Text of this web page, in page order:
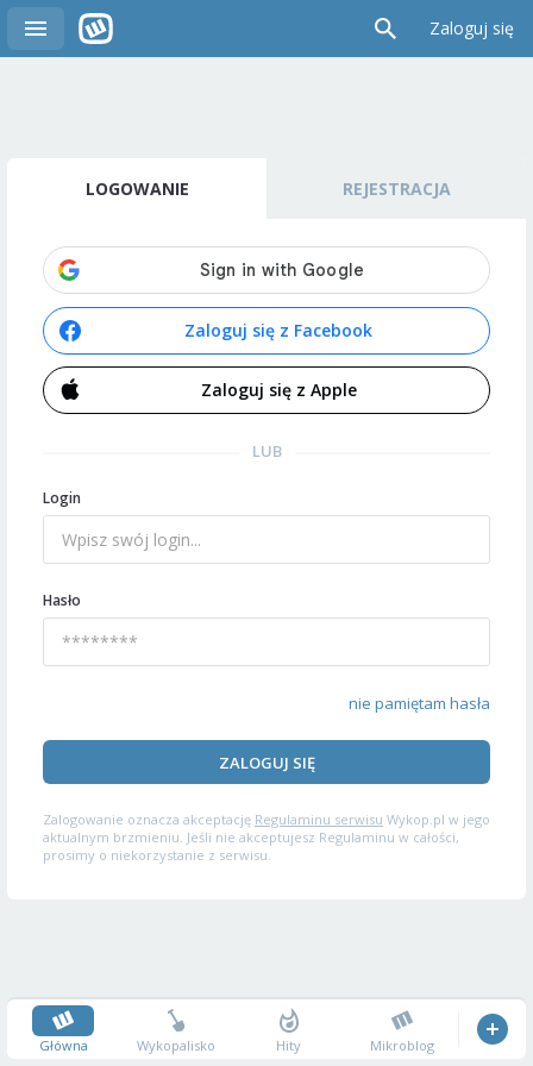
Zaloguj się
LOGOWANIE REJESTRACJA
Zaloguj się z Facebook
Zaloguj się z Apple
LUB
Login
Hasło
nie pamiętam hasła
ZALOGUJ SIĘ
Zalogowanie oznacza akceptację Regulaminu serwisu Wykop.pl w jego
aktualnym brzmieniu. Jeśli nie akceptujesz Regulaminu w całości,
prosimy o niekorzystanie z serwisu.
Główna Wykopalisko Hity Mikroblog